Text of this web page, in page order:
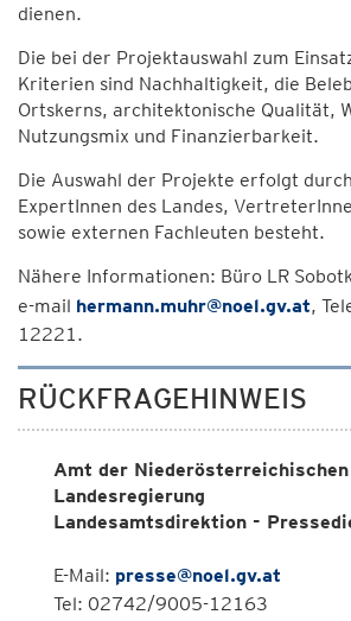
dienen.
Die bei der Projektauswahl zum
Kriterien sind Nachhaltigkeit, die
Ortskerns, architektonische Qualität,
Nutzungsmix und Finanzierbarkeit.
Die Auswahl der Projekte erfolgt
ExpertInnen des Landes,
sowie externen Fachleuten besteht.
Nähere Informationen: Büro LR
e-mail hermann.muhr@noel.gv.at,
12221.
RÜCKFRAGEHINWEIS
Amt der Niederösterreichischen
Landesregierung
Landesamtsdirektion -
E-Mail: presse@noel.gv.at
Tel: 02742/9005-12163